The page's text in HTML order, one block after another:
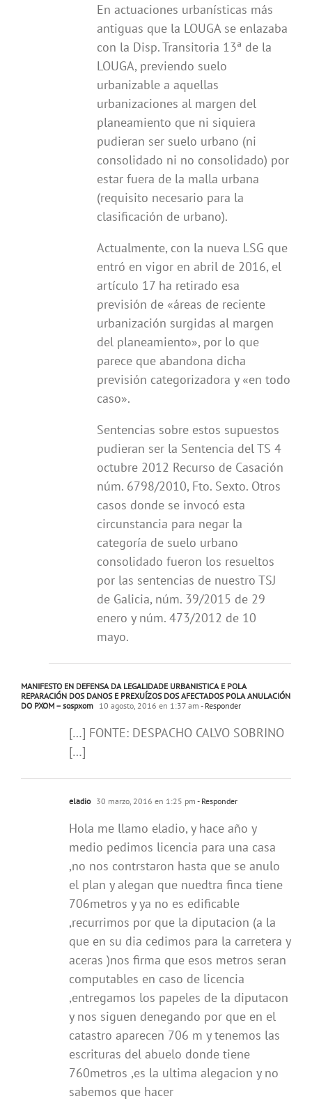
En actuaciones urbanísticas más
antiguas que la LOUGA se enlazaba
con la Disp. Transitoria 13ª de la
LOUGA, previendo suelo
urbanizable a aquellas
urbanizaciones al margen del
planeamiento que ni siquiera
pudieran ser suelo urbano (ni
consolidado ni no consolidado) por
estar fuera de la malla urbana
(requisito necesario para la
clasificación de urbano).
Actualmente, con la nueva LSG que
entró en vigor en abril de 2016, el
artículo 17 ha retirado esa
previsión de «áreas de reciente
urbanización surgidas al margen
del planeamiento», por lo que
parece que abandona dicha
previsión categorizadora y «en todo
caso».
Sentencias sobre estos supuestos
pudieran ser la Sentencia del TS 4
octubre 2012 Recurso de Casación
núm. 6798/2010, Fto. Sexto. Otros
casos donde se invocó esta
circunstancia para negar la
categoría de suelo urbano
consolidado fueron los resueltos
por las sentencias de nuestro TSJ
de Galicia, núm. 39/2015 de 29
enero y núm. 473/2012 de 10
mayo.
MANIFESTO EN DEFENSA DA LEGALIDADE URBANISTICA E POLA
REPARACIÓN DOS DANOS E PREXUÍZOS DOS AFECTADOS POLA ANULACIÓN
DO PXOM – sospxom 10 agosto, 2016 en 1:37 am - Responder
[…] FONTE: DESPACHO CALVO SOBRINO
[…]
eladio 30 marzo, 2016 en 1:25 pm - Responder
Hola me llamo eladio, y hace año y
medio pedimos licencia para una casa
,no nos contrstaron hasta que se anulo
el plan y alegan que nuedtra finca tiene
706metros y ya no es edificable
,recurrimos por que la diputacion (a la
que en su dia cedimos para la carretera y
aceras )nos firma que esos metros seran
computables en caso de licencia
,entregamos los papeles de la diputacon
y nos siguen denegando por que en el
catastro aparecen 706 m y tenemos las
escrituras del abuelo donde tiene
760metros ,es la ultima alegacion y no
sabemos que hacer